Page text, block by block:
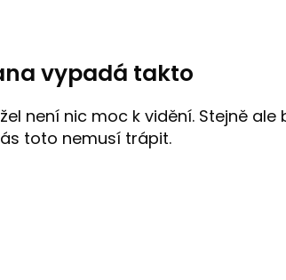
vypadá takto
není nic moc k vidění. Stejně
toto nemusí trápit.